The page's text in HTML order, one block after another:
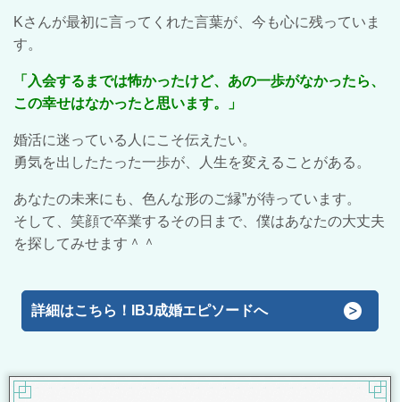
Kさんが最初に言ってくれた言葉が、今も心に残っていま
す。
「入会するまでは怖かったけど、あの一歩がなかったら、
この幸せはなかったと思います。」
婚活に迷っている人にこそ伝えたい。
勇気を出したたった一歩が、人生を変えることがある。
あなたの未来にも、色んな形のご縁”が待っています。
そして、笑顔で卒業するその日まで、僕はあなたの大丈夫
を探してみせます＾＾
詳細はこちら！IBJ成婚エピソードへ